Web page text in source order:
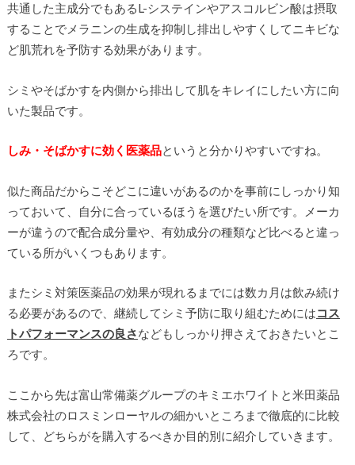
共通した主成分でもあるL-システインやアスコルビン酸は摂取
することでメラニンの生成を抑制し排出しやすくしてニキビな
ど肌荒れを予防する効果があります。
シミやそばかすを内側から排出して肌をキレイにしたい方に向
いた製品です。
しみ・そばかすに効く医薬品というと分かりやすいですね。
似た商品だからこそどこに違いがあるのかを事前にしっかり知
っておいて、自分に合っているほうを選びたい所です。メーカ
ーが違うので配合成分量や、有効成分の種類など比べると違っ
ている所がいくつもあります。
またシミ対策医薬品の効果が現れるまでには数カ月は飲み続け
る必要があるので、継続してシミ予防に取り組むためにはコス
トパフォーマンスの良さなどもしっかり押さえておきたいとこ
ろです。
ここから先は富山常備薬グループのキミエホワイトと米田薬品
株式会社のロスミンローヤルの細かいところまで徹底的に比較
して、どちらがを購入するべきか目的別に紹介していきます。